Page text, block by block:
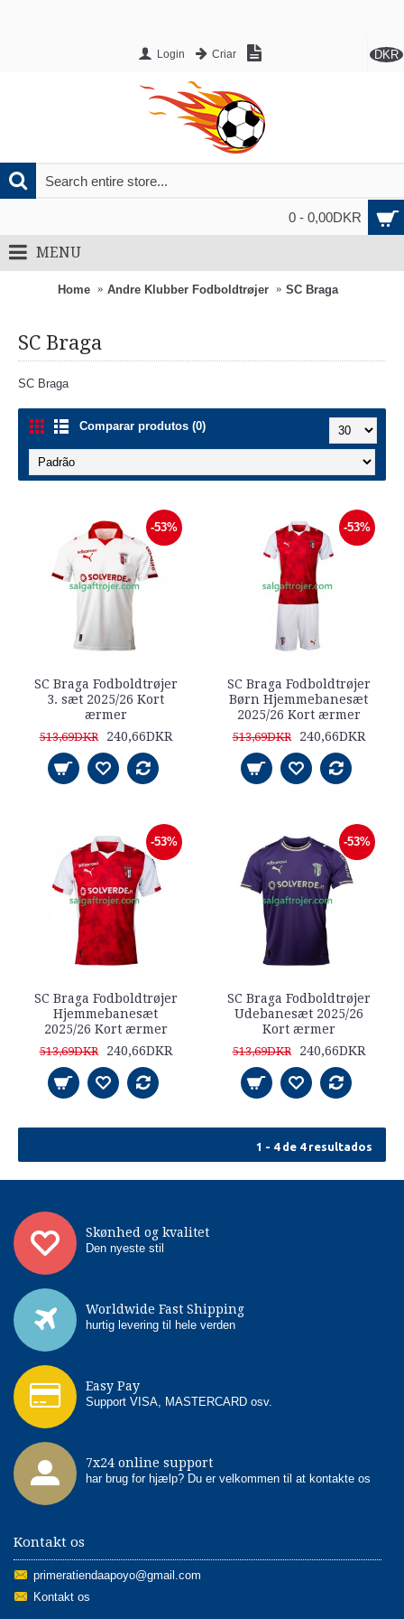
DKR
Login Criar
0 - 0,00DKR
MENU
Home Andre Klubber Fodboldtrøjer SC Braga
SC Braga
SC Braga
Comparar produtos (0)
-53%
SC Braga Fodboldtrøjer
3. sæt 2025/26 Kort
ærmer
513,69DKR 240,66DKR
-53%
SC Braga Fodboldtrøjer
Børn Hjemmebanesæt
2025/26 Kort ærmer
513,69DKR 240,66DKR
-53%
SC Braga Fodboldtrøjer
Hjemmebanesæt
2025/26 Kort ærmer
513,69DKR 240,66DKR
-53%
SC Braga Fodboldtrøjer
Udebanesæt 2025/26
Kort ærmer
513,69DKR 240,66DKR
1 - 4 de 4 resultados
Skønhed og kvalitet
Den nyeste stil
Worldwide Fast Shipping
hurtig levering til hele verden
Easy Pay
Support VISA, MASTERCARD osv.
7x24 online support
har brug for hjælp? Du er velkommen til at kontakte os
Kontakt os
primeratiendaapoyo@gmail.com
Kontakt os